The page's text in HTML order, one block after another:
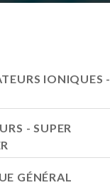
IONIQUES -
- SUPER
GÉNÉRAL